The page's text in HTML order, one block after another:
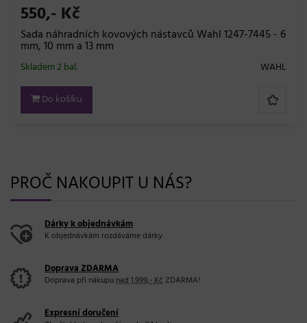
550,- Kč
Sada náhradních kovových nástavců Wahl 1247-7445 - 6
mm, 10 mm a 13 mm
WAHL
Skladem 2 bal.
Do košíku
PROČ NAKOUPIT U NÁS?
Dárky k objednávkám
K objednávkám rozdáváme dárky.
Doprava ZDARMA
Doprava při nákupunad 1.999,- KčZDARMA!
Expresní doručení